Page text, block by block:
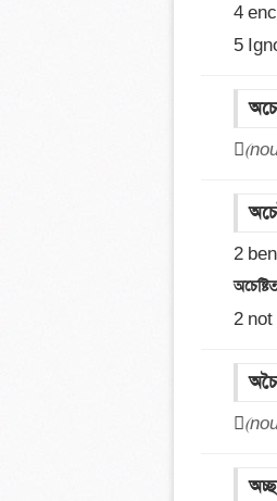
4
5

2

অচ্ছ